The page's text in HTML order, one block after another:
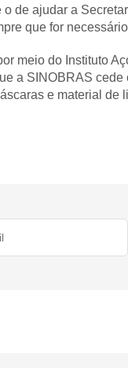
de ajudar a
que for
meio do Instituto
a SINOBRAS cede
e material de